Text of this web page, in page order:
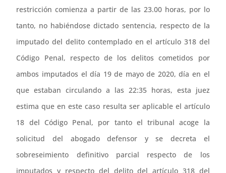
restricción comienza a partir de las 23.00 horas, por lo
tanto, no habiéndose dictado sentencia, respecto de la
imputado del delito contemplado en el artículo 318 del
Código Penal, respecto de los delitos cometidos por
ambos imputados el día 19 de mayo de 2020, día en el
que estaban circulando a las 22:35 horas, esta juez
estima que en este caso resulta ser aplicable el artículo
18 del Código Penal, por tanto el tribunal acoge la
solicitud del abogado defensor y se decreta el
sobreseimiento definitivo parcial respecto de los
imputados y respecto del delito del artículo 318 del